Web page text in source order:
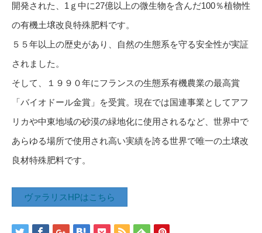
開発された、1ｇ中に27億以上の微生物を含んだ100％植物性
の有機土壌改良特殊肥料です。
５５年以上の歴史があり、自然の生態系を守る安全性が実証
されました。
そして、１９９０年にフランスの生態系有機農業の最高賞
「バイオドール金賞」を受賞。現在では国連事業としてアフ
リカや中東地域の砂漠の緑地化に使用されるなど、世界中で
あらゆる場所で使用され高い実績を誇る世界で唯一の土壌改
良材特殊肥料です。
ヴァラリスHPはこちら